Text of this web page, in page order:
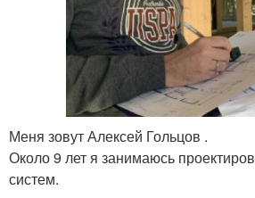
Меня зовут Алексей Гольцов .
Около 9 лет я занимаюсь
систем.